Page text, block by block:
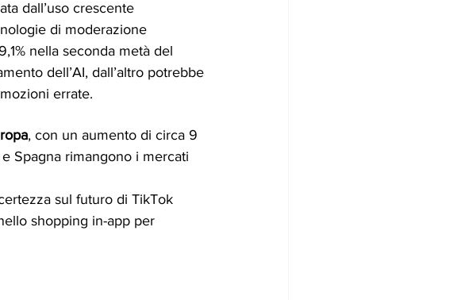
dall’uso crescente
di moderazione
nella seconda metà del
dell’AI, dall’altro potrebbe
errate.
, con un aumento di circa 9
Spagna rimangono i mercati
sul futuro di TikTok
shopping in-app per